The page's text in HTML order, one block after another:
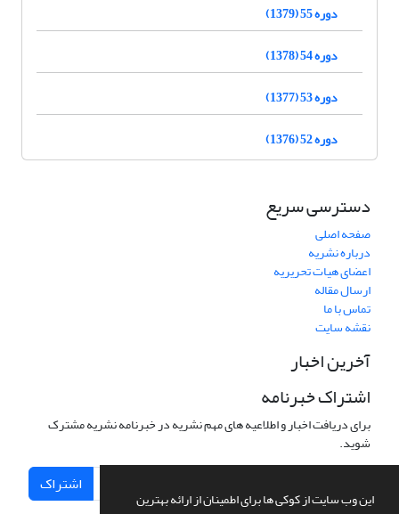
این وب سایت از کوکی ها برای اطمینان از ارائه بهترین
دوره 55 (1379)
دوره 54 (1378)
دوره 53 (1377)
دوره 52 (1376)
دسترسی سریع
صفحه اصلی
درباره نشریه
اعضای هیات تحریریه
ارسال مقاله
تماس با ما
نقشه سایت
آخرین اخبار
اشتراک خبرنامه
برای دریافت اخبار و اطلاعیه های مهم نشریه در خبرنامه نشریه مشترک
شوید.
اشتراک